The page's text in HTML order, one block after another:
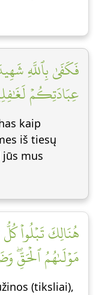
فَكَفَىٰ بِٱللَّهِ
عِبَادَتِكُمۡ
kaip
iš tiesų
mus
هُنَالِكَ تَبۡلُواْ
مَوۡلَىٰهُمُ ٱلۡحَقِّۖ
(tiksliai),